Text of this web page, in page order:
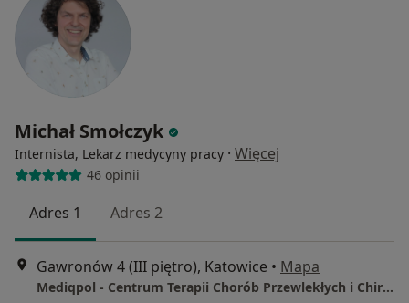
Michał Smołczyk
Internista, Lekarz medycyny pracy · Więcej
46 opinii
Adres 1 Adres 2
Gawronów 4 (III piętro), Katowice • Mapa
Mediqpol - Centrum Terapii Chorób Przewlekłych i Chirurgii Wielospecjalistycznej